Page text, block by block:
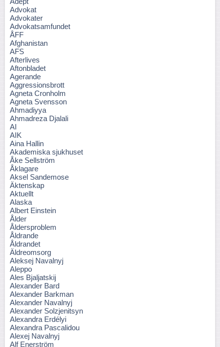
Advokat
Advokater
Advokatsamfundet
ÅFF
Afghanistan
AFS
Afterlives
Aftonbladet
Agerande
Aggressionsbrott
Agneta Cronholm
Agneta Svensson
Ahmadiyya
Ahmadreza Djalali
AI
AIK
Aina Hallin
Akademiska sjukhuset
Åke Sellström
Åklagare
Aksel Sandemose
Äktenskap
Aktuellt
Alaska
Albert Einstein
Ålder
Åldersproblem
Åldrande
Åldrandet
Äldreomsorg
Aleksej Navalnyj
Aleppo
Ales Bjaljatskij
Alexander Bard
Alexander Barkman
Alexander Navalnyj
Alexander Solzjenitsyn
Alexandra Erdélyi
Alexandra Pascalidou
Alexej Navalnyj
Alf Enerström